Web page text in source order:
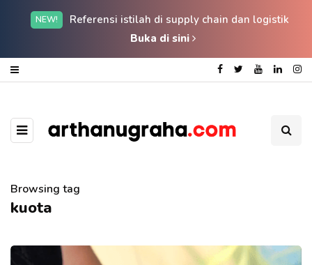
NEW!
Referensi istilah di supply chain dan logistik
Buka di sini
Browsing tag
kuota